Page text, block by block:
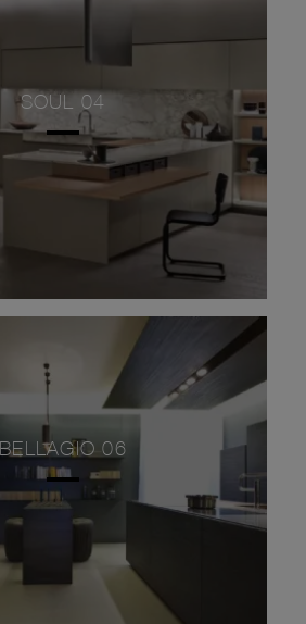
SOUL 04
BELLAGIO 06